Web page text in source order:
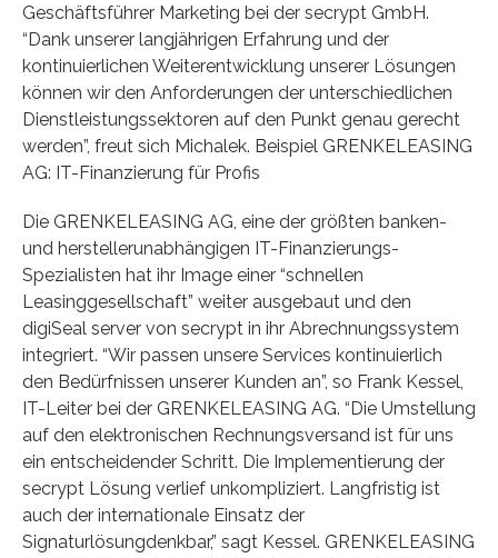
Geschäftsführer Marketing bei der secrypt GmbH.
“Dank unserer langjährigen Erfahrung und der
kontinuierlichen Weiterentwicklung unserer Lösungen
können wir den Anforderungen der unterschiedlichen
Dienstleistungssektoren auf den Punkt genau gerecht
werden”, freut sich Michalek. Beispiel GRENKELEASING
AG: IT-Finanzierung für Profis
Die GRENKELEASING AG, eine der größten banken-
und herstellerunabhängigen IT-Finanzierungs-
Spezialisten hat ihr Image einer “schnellen
Leasinggesellschaft” weiter ausgebaut und den
digiSeal server von secrypt in ihr Abrechnungssystem
integriert. “Wir passen unsere Services kontinuierlich
den Bedürfnissen unserer Kunden an”, so Frank Kessel,
IT-Leiter bei der GRENKELEASING AG. “Die Umstellung
auf den elektronischen Rechnungsversand ist für uns
ein entscheidender Schritt. Die Implementierung der
secrypt Lösung verlief unkompliziert. Langfristig ist
auch der internationale Einsatz der
Signaturlösungdenkbar,” sagt Kessel. GRENKELEASING